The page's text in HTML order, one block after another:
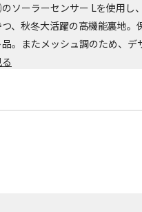
ソーラーセンサー Lを使用し
、秋冬大活躍の高機能裏地。
品。またメッシュ調のため、